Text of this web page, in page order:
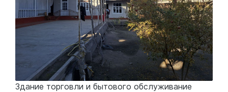
Здание торговли и бытового обслуживание